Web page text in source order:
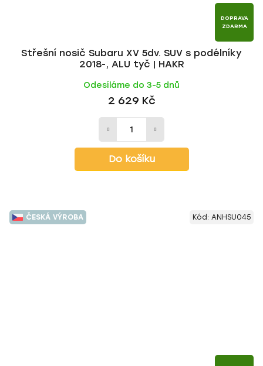
DOPRAVA
ZDARMA
Střešní nosič Subaru XV 5dv. SUV s podélníky
2018-, ALU tyč | HAKR
Odesíláme do 3-5 dnů
2 629 Kč
Do košíku
ČESKÁ VÝROBA Kód: ANHSU045